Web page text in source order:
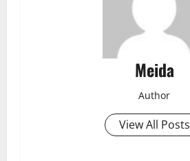
Meida
Author
View All Posts